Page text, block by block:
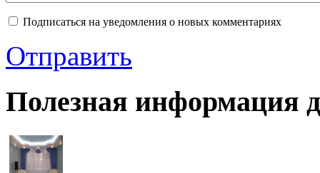
Подписаться на уведомления о новых комментариях
Отправить
Полезная информация